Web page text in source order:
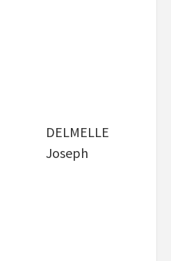
DELMELLE
Joseph